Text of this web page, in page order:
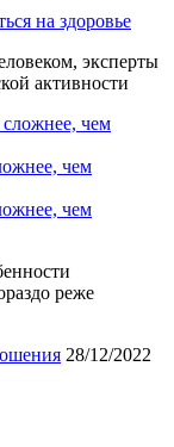
на здоровье
эксперты
активности
чем
чем
реже
28/12/2022